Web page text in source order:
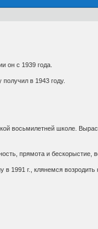
он с 1939 года.
в 1943 году.
восьмилетней школе.
прямота и бескорыстие,
в 1991 г., клянемся